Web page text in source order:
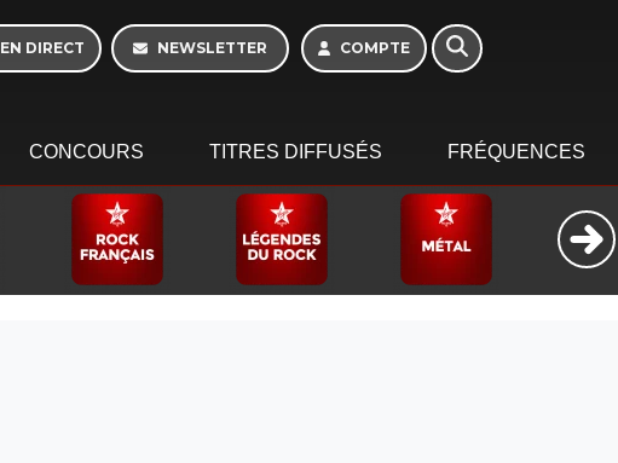
EN DIRECT NEWSLETTER COMPTE
CONCOURS TITRES DIFFUSÉS FRÉQUENCES